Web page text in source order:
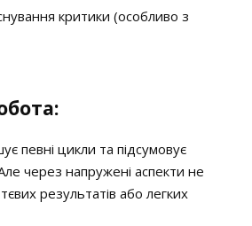
критики (особливо з
певні цикли та підсумовує
через напружені аспекти не
результатів або легких